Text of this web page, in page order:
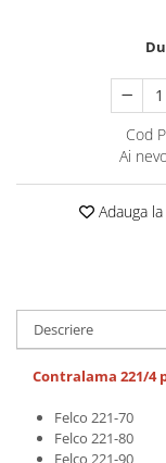
CUTITE DE BUZUNAR
FOARFECE
UNELTE PENTRU
Cod
Ai
Adauga la
Descriere
Contralama 221/4
Felco 221-70
Felco 221-80
Felco 221-90